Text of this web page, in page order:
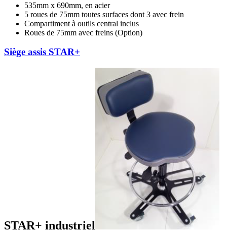
535mm x 690mm, en acier
5 roues de 75mm toutes surfaces dont 3 avec frein
Compartiment à outils central inclus
Roues de 75mm avec freins (Option)
Siège assis STAR+
STAR+ industriel